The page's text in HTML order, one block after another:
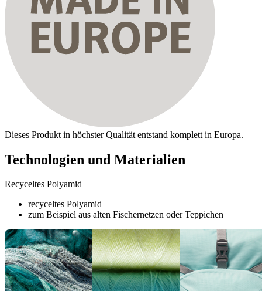
Dieses Produkt in höchster Qualität entstand komplett in Europa.
Technologien und Materialien
Recyceltes Polyamid
recyceltes Polyamid
zum Beispiel aus alten Fischernetzen oder Teppichen